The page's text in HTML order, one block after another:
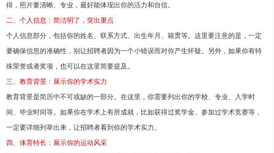
得，照片要清晰、专业，最好能体现出你的活力和自信。
二、个人信息：简洁明了，突出重点
个人信息部分，包括你的姓名、联系方式、出生年月、籍贯等。这里要注意的是，一定
要确保信息的准确性，别让招聘者因为一个小错误而对你产生怀疑。另外，如果你有特
殊荣誉或者奖项，也可以在这里简要提及。
三、教育背景：展示你的学术实力
教育背景是简历中不可或缺的一部分。在这里，你需要列出你的学校、专业、入学时
间、毕业时间等。如果你在学术上有所成就，比如获得过奖学金、参加过学术竞赛等，
一定要详细列举出来，让招聘者看到你的学术实力。
四、体育特长：展示你的运动风采